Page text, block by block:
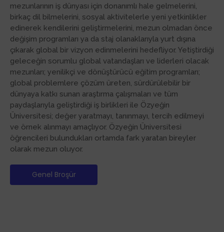
mezunlarının iş dünyası için donanımlı hale gelmelerini,
birkaç dil bilmelerini, sosyal aktivitelerle yeni yetkinlikler
edinerek kendilerini geliştirmelerini, mezun olmadan önce
değişim programları ya da staj olanaklarıyla yurt dışına
çıkarak global bir vizyon edinmelerini hedefliyor. Yetiştirdiği
geleceğin sorumlu global vatandaşları ve liderleri olacak
mezunları; yenilikçi ve dönüştürücü eğitim programları;
global problemlere çözüm üreten, sürdürülebilir bir
dünyaya katkı sunan araştırma çalışmaları ve tüm
paydaşlarıyla geliştirdiği iş birlikleri ile Özyeğin
Üniversitesi; değer yaratmayı, tanınmayı, tercih edilmeyi
ve örnek alınmayı amaçlıyor. Özyeğin Üniversitesi
öğrencileri bulundukları ortamda fark yaratan bireyler
olarak mezun oluyor.
Genel Broşür